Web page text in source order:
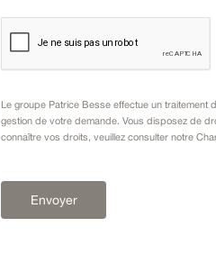
Le groupe Patrice Besse effectue un
gestion de votre demande. Vous disposez de
connaître vos droits, veuillez consulter notre
Envoyer